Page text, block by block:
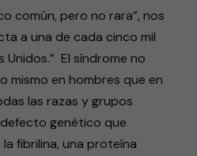
común, pero no rara”, nos
a una de cada cinco mil
El síndrome no
mismo en hombres que en
las razas y grupos
genético que
fibrilina, una proteína